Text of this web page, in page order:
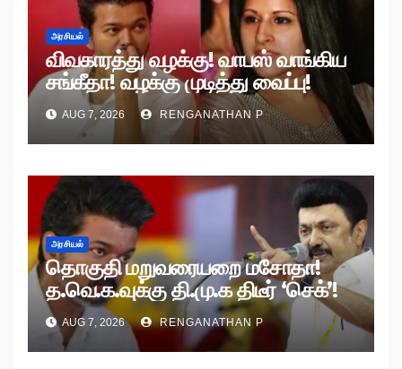
அரசியல்
விவகாரத்து வழக்கு! வாபஸ் வாங்கிய
சங்கீதா! வழக்கு முடித்து வைப்பு!
AUG 7, 2026 RENGANATHAN P
அரசியல்
தொகுதி மறுவரையறை மசோதா!
த.வெ.க.வுக்கு தி.மு.க திடீர் ‘செக்’!
AUG 7, 2026 RENGANATHAN P